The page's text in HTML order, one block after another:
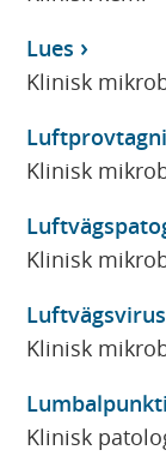
Lues
Klinisk
Klinisk
Klinisk
Luftvägsvirus
Klinisk
Klinisk